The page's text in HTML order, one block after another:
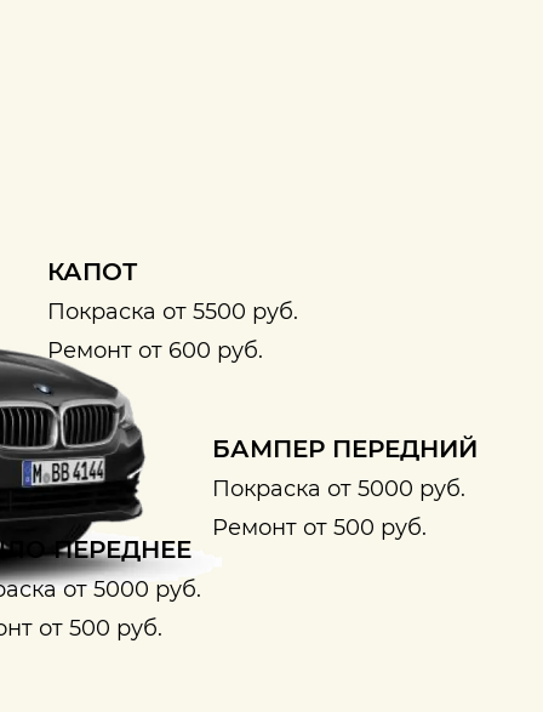
КАПОТ
Покраска от 5500 руб.
Ремонт от 600 руб.
БАМПЕР ПЕРЕДНИЙ
Покраска от 5000 руб.
Ремонт от 500 руб.
ПЕРЕДНЕЕ
от 5000 руб.
от 500 руб.